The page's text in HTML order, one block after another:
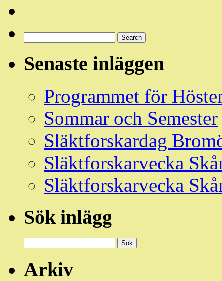
Händelser
SearchEvents
Senaste inläggen
Programmet för
Sommar och Semester
Släktforskardag
Släktforskarvecka
Släktforskarvecka
Sök inlägg
efter:
Arkiv